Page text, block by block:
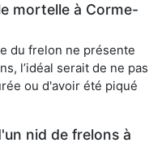
mortelle à Corme-
du frelon ne présente
l’idéal serait de ne pas
ou d'avoir été piqué
nid de frelons à